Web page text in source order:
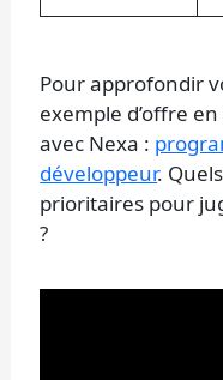
Pour approfondir
exemple d’offre
avec Nexa :
développeur.
prioritaires pour
?